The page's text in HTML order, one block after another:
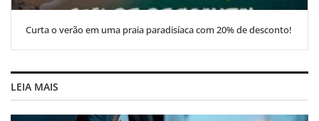
Curta o verão em uma praia paradisíaca com 20% de desconto!
LEIA MAIS